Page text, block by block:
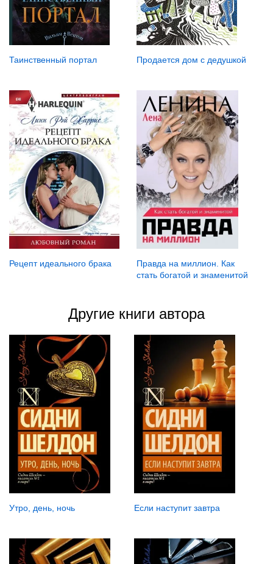
Таинственный портал Продается дом с дедушкой
Рецепт идеального брака
Правда на миллион. Как
стать богатой и знаменитой
Другие книги автора
Утро, день, ночь Если наступит завтра